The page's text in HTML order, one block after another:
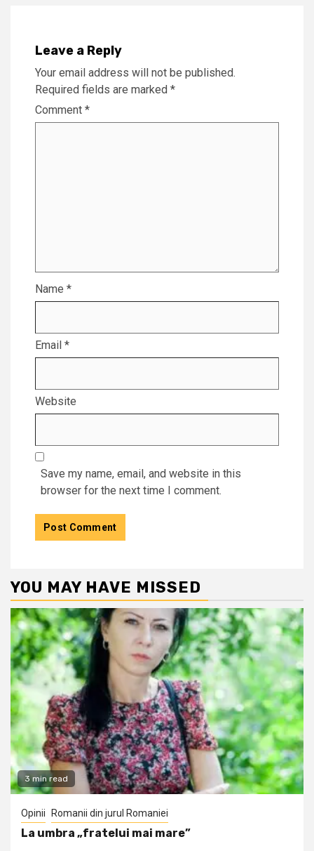
Leave a Reply
Your email address will not be published.
Required fields are marked *
Comment *
Name *
Email *
Website
Save my name, email, and website in this
browser for the next time I comment.
YOU MAY HAVE MISSED
3 min read
Opinii Romanii din jurul Romaniei
La umbra „fratelui mai mare”